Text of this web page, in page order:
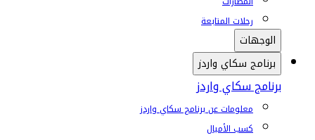
رحلات المتابعة
الوجهات
برنامج سكاي واردز
برنامج سكاي واردز
معلومات عن برنامج سكاي واردز
كسب الأميال